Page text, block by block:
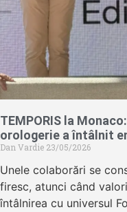
TEMPORIS la
orologerie a întâlnit
Dan Vardie 23/05/2026
Unele colaborări se
firesc, atunci când
întâlnirea cu universul